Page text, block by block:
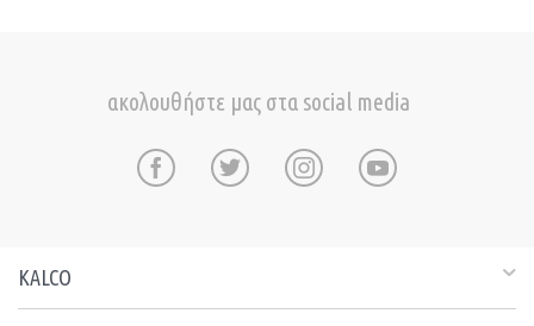
ακολουθήστε μας στα social media
KALCO